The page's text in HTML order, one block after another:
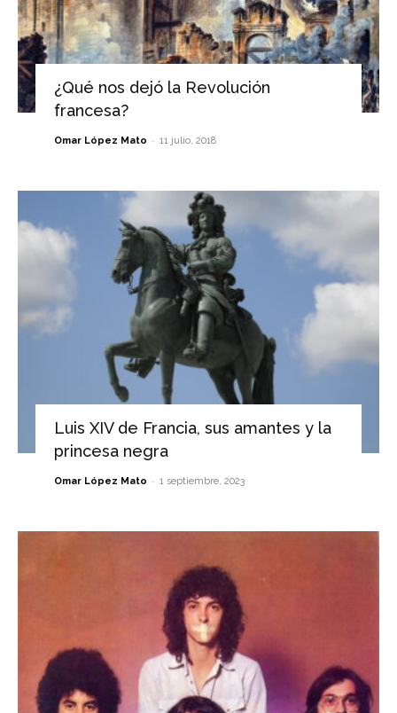
¿Qué nos dejó la Revolución
francesa?
Omar López Mato - 11 julio, 2018
Luis XIV de Francia, sus amantes y la
princesa negra
Omar López Mato - 1 septiembre, 2023